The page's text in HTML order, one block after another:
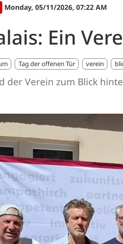
Monday, 05/11/2026, 07:22 AM
Ein
Tag der offenen Tür verein
der Verein zum Blick